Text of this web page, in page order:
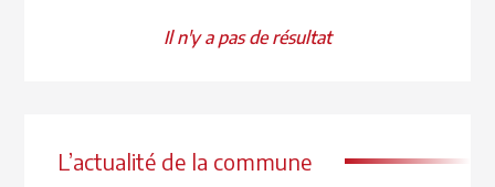
L’actualité de la commune
Il n'y a pas de résultat